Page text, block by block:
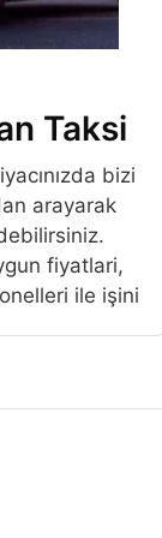
Taksi
bizi
arayarak
fiyatlari,
ile işini